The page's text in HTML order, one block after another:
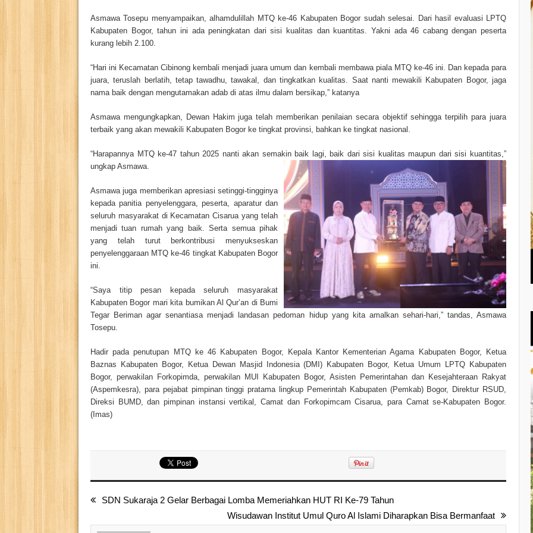
Asmawa Tosepu menyampaikan, alhamdulillah MTQ ke-46 Kabupaten Bogor sudah selesai. Dari hasil evaluasi LPTQ
Kabupaten Bogor, tahun ini ada peningkatan dari sisi kualitas dan kuantitas. Yakni ada 46 cabang dengan peserta
kurang lebih 2.100.
“Hari ini Kecamatan Cibinong kembali menjadi juara umum dan kembali membawa piala MTQ ke-46 ini. Dan kepada para
juara, teruslah berlatih, tetap tawadhu, tawakal, dan tingkatkan kualitas. Saat nanti mewakili Kabupaten Bogor, jaga
nama baik dengan mengutamakan adab di atas ilmu dalam bersikap,” katanya
Asmawa mengungkapkan, Dewan Hakim juga telah memberikan penilaian secara objektif sehingga terpilih para juara
terbaik yang akan mewakili Kabupaten Bogor ke tingkat provinsi, bahkan ke tingkat nasional.
“Harapannya MTQ ke-47 tahun 2025 nanti akan semakin baik lagi, baik dari sisi kualitas maupun dari sisi kuantitas,”
ungkap Asmawa.
Asmawa juga memberikan apresiasi setinggi-tingginya
kepada panitia penyelenggara, peserta, aparatur dan
seluruh masyarakat di Kecamatan Cisarua yang telah
menjadi tuan rumah yang baik. Serta semua pihak
yang telah turut berkontribusi menyukseskan
penyelenggaraan MTQ ke-46 tingkat Kabupaten Bogor
ini.
“Saya titip pesan kepada seluruh masyarakat
Kabupaten Bogor mari kita bumikan Al Qur’an di Bumi
Tegar Beriman agar senantiasa menjadi landasan pedoman hidup yang kita amalkan sehari-hari,” tandas, Asmawa
Tosepu.
Hadir pada penutupan MTQ ke 46 Kabupaten Bogor, Kepala Kantor Kementerian Agama Kabupaten Bogor, Ketua
Baznas Kabupaten Bogor, Ketua Dewan Masjid Indonesia (DMI) Kabupaten Bogor, Ketua Umum LPTQ Kabupaten
Bogor, perwakilan Forkopimda, perwakilan MUI Kabupaten Bogor, Asisten Pemerintahan dan Kesejahteraan Rakyat
(Aspemkesra), para pejabat pimpinan tinggi pratama lingkup Pemerintah Kabupaten (Pemkab) Bogor, Direktur RSUD,
Direksi BUMD, dan pimpinan instansi vertikal, Camat dan Forkopimcam Cisarua, para Camat se-Kabupaten Bogor.
(Imas)
SDN Sukaraja 2 Gelar Berbagai Lomba Memeriahkan HUT RI Ke-79 Tahun
Wisudawan Institut Umul Quro Al Islami Diharapkan Bisa Bermanfaat